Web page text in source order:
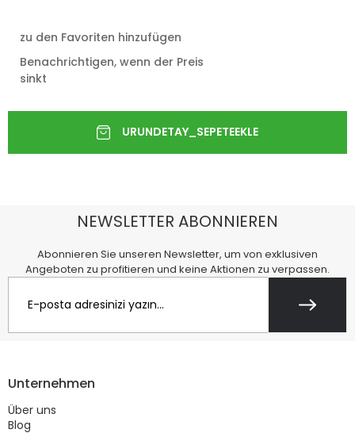
zu den Favoriten hinzufügen
Benachrichtigen, wenn der Preis
sinkt
NEWSLETTER ABONNIEREN
Abonnieren Sie unseren Newsletter, um von exklusiven
Angeboten zu profitieren und keine Aktionen zu verpassen.
Unternehmen
Über uns
Blog